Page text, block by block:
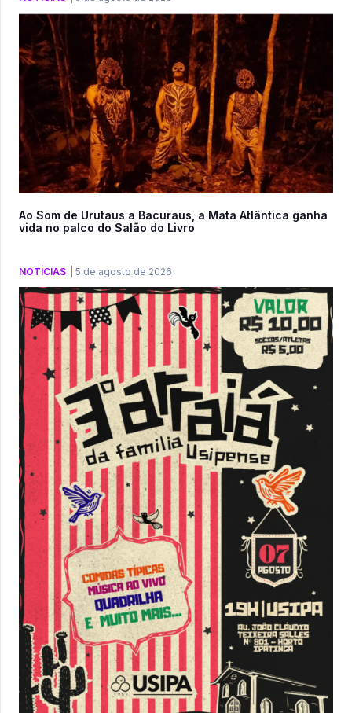
Ao Som de Urutaus a Bacuraus, a Mata Atlântica ganha
vida no palco do Salão do Livro
NOTÍCIAS 5 de agosto de 2026